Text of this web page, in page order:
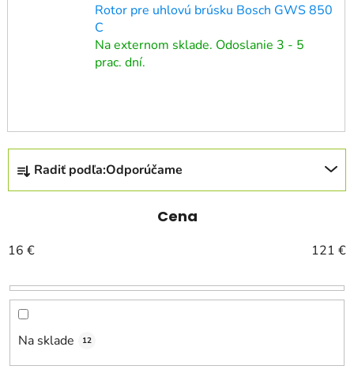
Rotor pre uhlovú brúsku Bosch GWS 850
C
Na externom sklade. Odoslanie 3 - 5
prac. dní.
R
a
d
n
i
e
p
o
d
Radiť podľa:Odporúčame
Cena
16 € 121 €
Na sklade 12